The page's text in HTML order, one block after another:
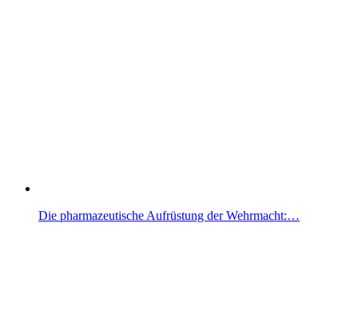
Die pharmazeutische Aufrüstung der Wehrmacht:…